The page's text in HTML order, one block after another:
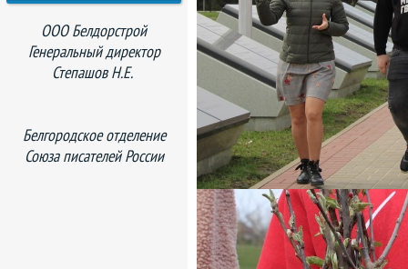
ООО Белдорстрой
Генеральный директор
Степашов Н.Е.
Белгородское отделение
Союза писателей России